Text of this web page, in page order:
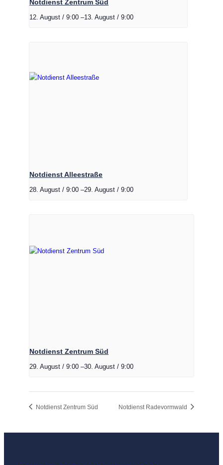
Notdienst Zentrum Süd
12. August / 9:00 –13. August / 9:00
Notdienst Alleestraße
28. August / 9:00 –29. August / 9:00
Notdienst Zentrum Süd
29. August / 9:00 –30. August / 9:00
Notdienst Zentrum Süd Notdienst Radevormwald